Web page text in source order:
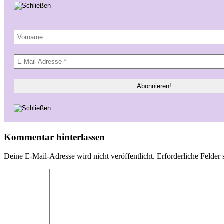
Kommentar hinterlassen
Deine E-Mail-Adresse wird nicht veröffentlicht. Erforderliche Felder